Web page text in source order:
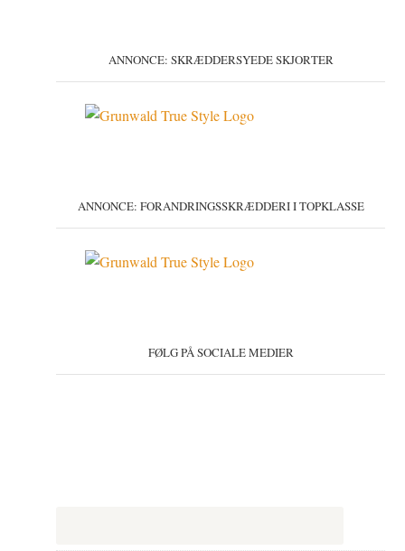
ANNONCE: SKRÆDDERSYEDE SKJORTER
ANNONCE: FORANDRINGSSKRÆDDERI I TOPKLASSE
FØLG PÅ SOCIALE MEDIER